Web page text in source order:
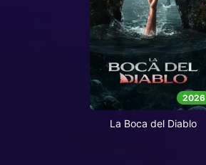
2026
La Boca del Diablo